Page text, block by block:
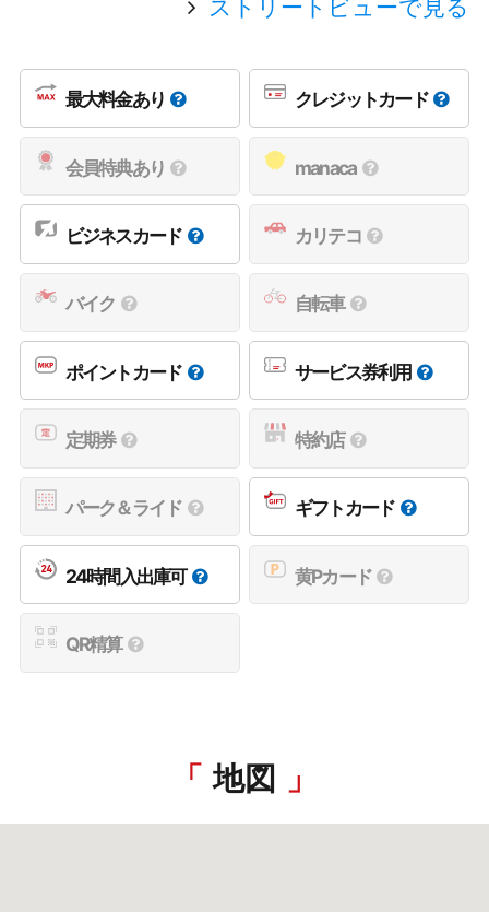
ストリートビューで見る
最大料金あり クレジットカード
会員特典あり manaca
ビジネスカード カリテコ
バイク 自転車
ポイントカード サービス券利用
定期券 特約店
パーク＆ライド ギフトカード
24時間入出庫可 黄Pカード
QR精算
地図